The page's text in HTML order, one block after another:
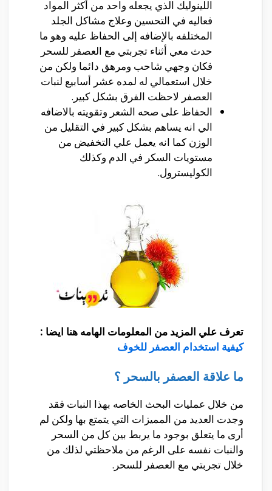
اللينوليك الذي يجعله واحد من أكثر المواد
فعاليه في التحسين وعلاج مشاكل الجلد
المختلفه بالإضافه إلى الحفاظ عليه وهو ما
حدث معي أثناء تجربتي مع العصفر للسحر
فكان وجهي شاحب ومرهق دائما ولكن من
خلال استعمالي له لمده عشر أسابيع لنبات
العصفر لاحظت الفرق بشكل كبير.
الحفاظ على صحه الشعر وتقويته بالاضافه
الي انه يساهم بشكل كبير في التقليل من
الوزن كما انه يعمل علي التخفيض من
مستويات السكر في الدم وكذلك
الكوليسترول.
تعرف علي المزيد من المعلومات الهامه هنا ايضا :
كيفية استخدام العصفر للخوف
ما علاقة العصفر بالسحر ؟
من خلال عمليات البحث الخاصه بهذا النبات فقد
وجدت العديد من المميزات التي يتمتع بها ولكن لم
أرى ما يتعلق بوجود ما يربط بين كل من السحر
والنبات نفسه على الرغم من ملاحظتي لذلك من
خلال تجربتي مع العصفر للسحر.